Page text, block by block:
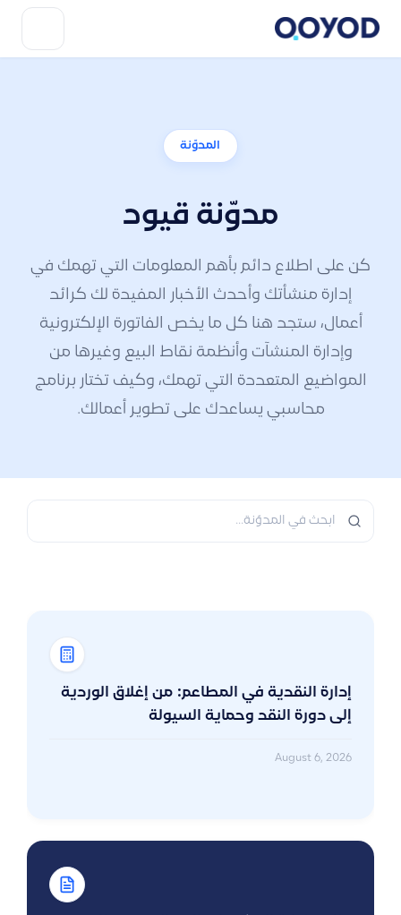
المدوّنة
مدوّنة قيود
كن على اطلاع دائم بأهم المعلومات التي تهمك في
إدارة منشأتك وأحدث الأخبار المفيدة لك كرائد
أعمال، ستجد هنا كل ما يخص الفاتورة الإلكترونية
وإدارة المنشآت وأنظمة نقاط البيع وغيرها من
المواضيع المتعددة التي تهمك، وكيف تختار برنامج
محاسبي يساعدك على تطوير أعمالك.
إدارة النقدية في المطاعم: من إغلاق الوردية
إلى دورة النقد وحماية السيولة
August 6, 2026